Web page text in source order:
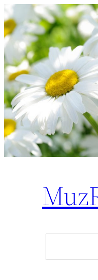
Перейти
к
содержимому